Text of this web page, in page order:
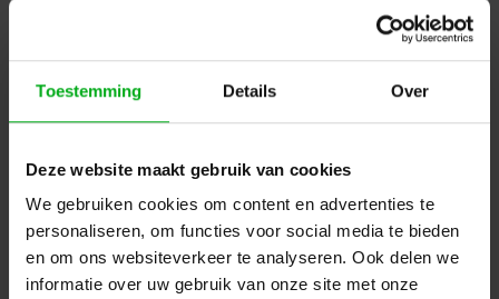
Toestemming Details Over
Deze website maakt gebruik van cookies
We gebruiken cookies om content en advertenties te
personaliseren, om functies voor social media te bieden
en om ons websiteverkeer te analyseren. Ook delen we
informatie over uw gebruik van onze site met onze